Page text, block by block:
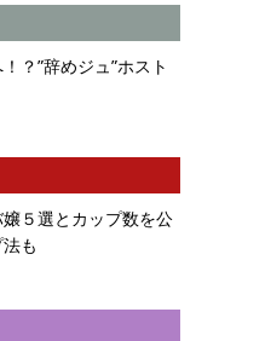
？”辞めジュ”ホスト
嬢５選とカップ数を公
も